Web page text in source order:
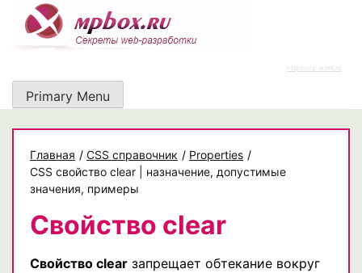
content
https://rz-work.ru
Primary Menu
Главная / CSS справочник / Properties /
CSS свойство clear | назначение, допустимые
значения, примеры
Свойство clear
Свойство clear запрещает обтекание вокруг